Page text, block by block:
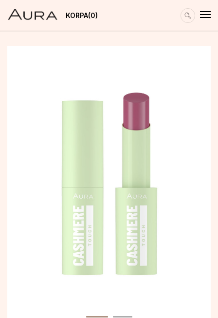
KORPA 0